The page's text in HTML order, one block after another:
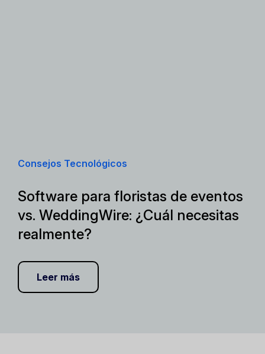
Consejos Tecnológicos
Software para floristas de eventos
vs. WeddingWire: ¿Cuál necesitas
realmente?
Leer más